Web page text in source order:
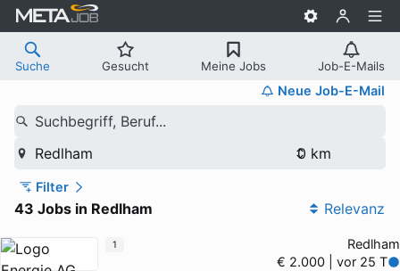
Suche Gesucht Meine Jobs Job-E-Mails
Neue Job-E-Mail
Suchbegriff, Beruf...
Redlham
Filter
43 Jobs in Redlham Relevanz
Redlham
€ 2.000 | vor 25 T
1